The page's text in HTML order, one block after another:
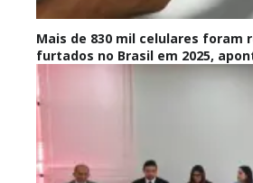
Mais de 830 mil celulares foram
furtados no Brasil em 2025,